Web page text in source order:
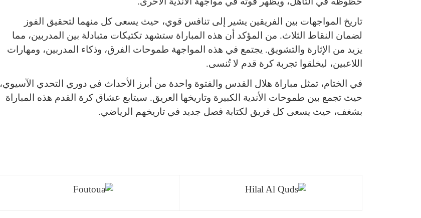
تاريخ المواجهات بين الفريقين يشير إلى تنافس قوي، حيث يسعى كل منهما لتحقيق الفوز
لضمان النقاط الثلاث. من المؤكد أن هذه المباراة ستشهد تكتيكات متبادلة بين المدربين، مما
يزيد من الإثارة والتشويق. يجتمع في هذه المواجهة طموحات الفرق، وذكاء المدربين، ومهارات
اللاعبين، ليخلقوا تجربة كرة قدم لا تُنسى.
في الختام، تمثل مباراة هلال القدس والفتوة واحدة من أبرز الأحداث في دوري التحدي الآسيوي،
حيث تجمع بين طموحات الأندية الكبيرة وتاريخها العريق. سيتابع عشاق كرة القدم هذه المباراة
بشغف، حيث يسعى كل فريق لكتابة فصل جديد في تاريخهم الرياضي.